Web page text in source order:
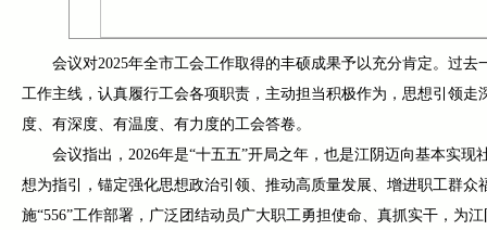
会议对2025年全市工会工作取得的丰硕成果予以充分肯定。过
工作主线，认真履行工会各项职责，主动担当积极作为，思想引领
度、有深度、有温度、有力度的工会答卷。
会议指出，2026年是“十五五”开局之年，也是江阴迈向基本实
想为指引，锚定强化思想政治引领、推动高质量发展、增进职工群
施“556”工作部署，广泛团结动员广大职工勇担使命、真抓实干，为